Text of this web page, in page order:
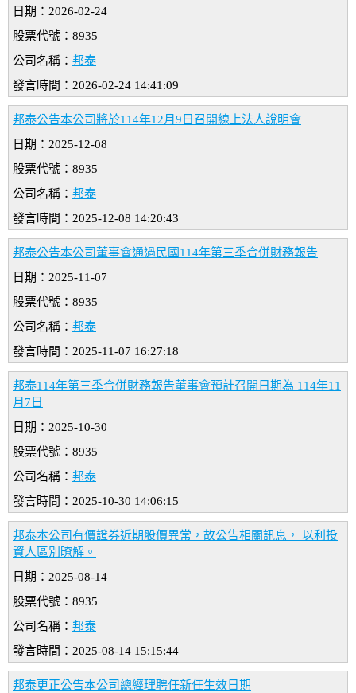
日期：2026-02-24
股票代號：8935
公司名稱： 邦泰
發言時間：2026-02-24 14:41:09
邦泰公告本公司將於114年12月9日召開線上法人說明會
日期：2025-12-08
股票代號：8935
公司名稱： 邦泰
發言時間：2025-12-08 14:20:43
邦泰公告本公司董事會通過民國114年第三季合併財務報告
日期：2025-11-07
股票代號：8935
公司名稱： 邦泰
發言時間：2025-11-07 16:27:18
邦泰114年第三季合併財務報告董事會預計召開日期為 114年11
月7日
日期：2025-10-30
股票代號：8935
公司名稱： 邦泰
發言時間：2025-10-30 14:06:15
邦泰本公司有價證券近期股價異常，故公告相關訊息， 以利投
資人區別暸解。
日期：2025-08-14
股票代號：8935
公司名稱： 邦泰
發言時間：2025-08-14 15:15:44
邦泰更正公告本公司總經理聘任新任生效日期